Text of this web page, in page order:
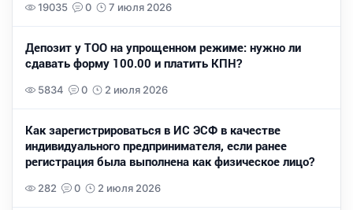
19035 0 7 июля 2026
Депозит у ТОО на упрощенном режиме: нужно ли
сдавать форму 100.00 и платить КПН?
5834 0 2 июля 2026
Как зарегистрироваться в ИС ЭСФ в качестве
индивидуального предпринимателя, если ранее
регистрация была выполнена как физическое лицо?
282 0 2 июля 2026